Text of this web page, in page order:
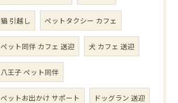
猫 引越し ペットタクシー カフェ
ペット同伴 カフェ 送迎 犬 カフェ 送迎
八王子 ペット同伴
ペットお出かけ サポート ドッグラン 送迎